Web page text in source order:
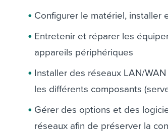
Configurer le matériel, installer
Entretenir et réparer les
appareils périphériques
Installer des réseaux LAN/
les différents composants
Gérer des options et des
réseaux afin de préserver la